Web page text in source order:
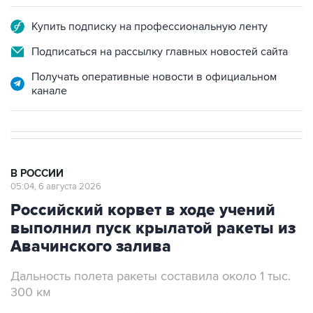
Купить подписку на профессиональную ленту
Подписаться на рассылку главных новостей сайта
Получать оперативные новости в официальном
канале
В РОССИИ
05:04, 6 августа 2026
Российский корвет в ходе учений
выполнил пуск крылатой ракеты из
Авачинского залива
Дальность полета ракеты составила около 1 тыс.
300 км